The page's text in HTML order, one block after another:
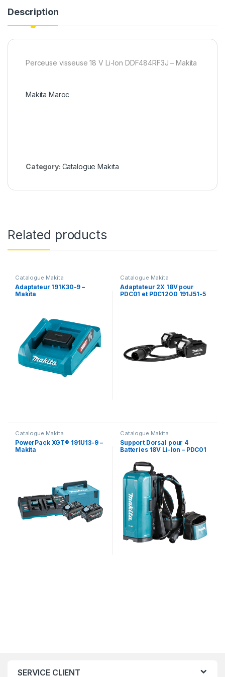
Description
Perceuse visseuse 18 V Li-Ion DDF484RF3J – Makita
Makita Maroc
Category: Catalogue Makita
Related products
Catalogue Makita
Adaptateur 191K30-9 –
Makita
Catalogue Makita
Adaptateur 2X 18V pour
PDC01 et PDC1200 191J51-5
Catalogue Makita
PowerPack XGT® 191U13-9 –
Makita
Catalogue Makita
Support Dorsal pour 4
Batteries 18V Li-Ion – PDC01
SERVICE CLIENT